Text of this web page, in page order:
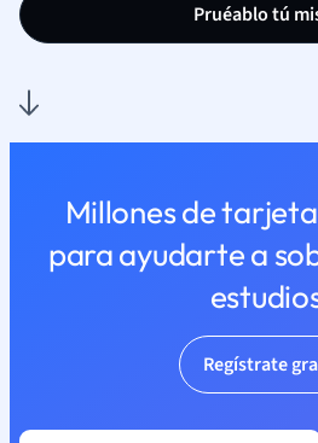
Pruéablo tú
Millones de
para ayudarte a
Regístrate